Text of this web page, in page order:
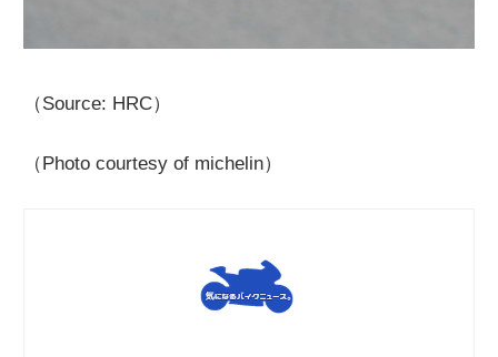
（Source: HRC）
（Photo courtesy of michelin）